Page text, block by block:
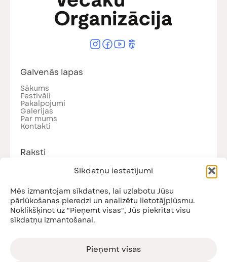
Sīkdatņu iestatījumi
Mēs izmantojam sīkdatnes, lai uzlabotu Jūsu
pārlūkošanas pieredzi un analizētu lietotājplūsmu.
Noklikšķinot uz "Pieņemt visas", Jūs piekrītat visu
sīkdatņu izmantošanai.
Pieņemt visas
Galvenās lapas
Sākums
Festivāli
Pakalpojumi
Galerijas
Par mums
Kontakti
Raksti
Nodarbības
Piesakies jaunumiem!
un citiem jaunumiem!